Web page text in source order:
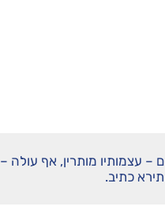
– עצמותיו מותרין, אף עולה –
כתיב.